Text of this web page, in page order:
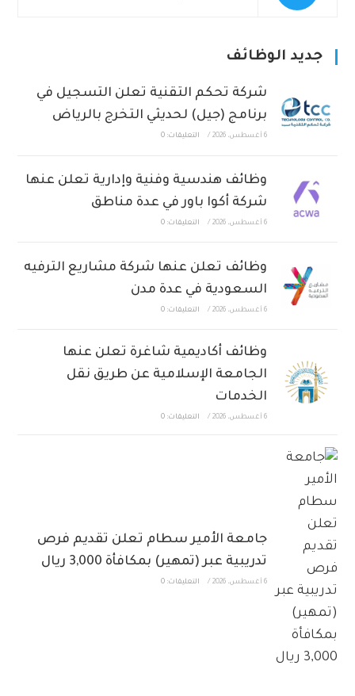
جديد الوظائف
شركة تحكم التقنية تعلن التسجيل في
برنامج (جيل) لحديثي التخرج بالرياض
6 أغسطس، 2026 / التعليقات: 0
وظائف هندسية وفنية وإدارية تعلن عنها
شركة أكوا باور في عدة مناطق
6 أغسطس، 2026 / التعليقات: 0
وظائف تعلن عنها شركة مشاريع الترفيه
السعودية في عدة مدن
6 أغسطس، 2026 / التعليقات: 0
وظائف أكاديمية شاغرة تعلن عنها
الجامعة الإسلامية عن طريق نقل
الخدمات
6 أغسطس، 2026 / التعليقات: 0
جامعة الأمير سطام تعلن تقديم فرص
تدريبية عبر (تمهير) بمكافأة 3,000 ريال
6 أغسطس، 2026 / التعليقات: 0